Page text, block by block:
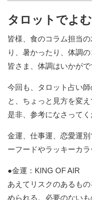
タロットでよ
皆様、食のコラム担当
り、暑かったり、体調
皆さま、体調はいかがで
今回も、タロット占い
と、ちょっと見方を変
是非、参考になさってく
金運、仕事運、恋愛運
ーフードやラッキーカ
●金運：KING OF AIR
あえてリスクのあるも
められる。必要のない